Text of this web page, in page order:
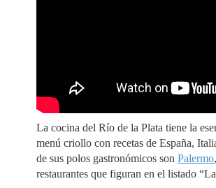
La cocina del Río de la Plata tiene la
menú criollo con recetas de España,
de sus polos gastronómicos son Palermo,
restaurantes que figuran en el listado